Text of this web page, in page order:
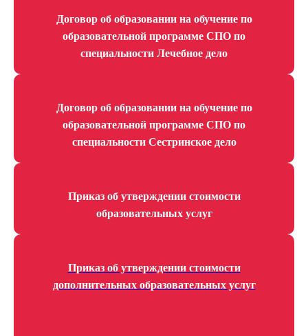
Договор об образовании на обучение по
образовательной программе СПО по
специальности Лечебное дело
Договор об образовании на обучение по
образовательной программе СПО по
специальности Сестринское дело
Приказ об утверждении стоимости
образовательных услуг
Приказ об утверждении стоимости
дополнительных образовательных услуг